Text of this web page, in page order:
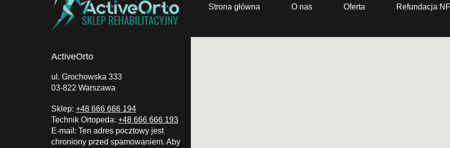
ActiveOrto
ul. Grochowska 333
03-822 Warszawa
Sklep: +48 666 666 194
Technik Ortopeda: +48 666 666 193
E-mail: Ten adres pocztowy jest
chroniony przed spamowaniem. Aby
Strona główna O nas Oferta Refundacja